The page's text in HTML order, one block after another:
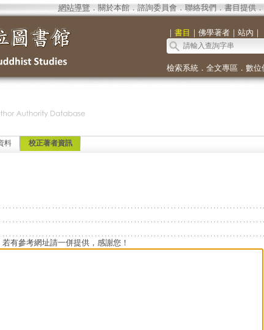
網站導覽 ． 關於本館． 諮詢委員會． 聯絡我們 ． 書目提供．
｜ 書目 ｜ 佛學著者｜ 站內 ｜
檢索系統． 全文專區 ． 數位
料 校正著者資訊
有參考網址請一併提供，感謝您！